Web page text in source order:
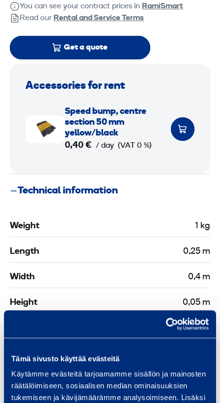
Tämä sivusto käyttää evästeitä
Käytämme evästeitä tarjoamamme sisällön ja mainosten
räätälöimiseen, sosiaalisen median ominaisuuksien
tukemiseen ja kävijämäärämme analysoimiseen. Lisäksi
You can see your contract prices in RamiSmart
Read our Rental and Service Terms
Get a quote
Accessories for rent
b
u
,
c
e
n
t
e
t
i
o
n
Speed bump, centre
section 50 mm
yellow/black
0,40 € / day (VAT 0 %)
Technical information
Weight 1 kg
Length 0,25 m
Width 0,4 m
Height 0,05 m
Similar products